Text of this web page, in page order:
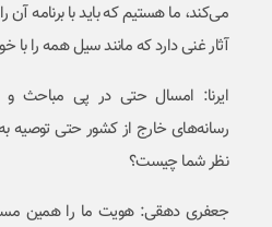
می‌کند، ما هستیم که باید با برنامه
آثار غنی دارد که مانند سیل همه را با
ایرنا: امسال حتی در پی مباحث و
رسانه‌های خارج از کشور حتی توصیه
نظر شما چیست؟
جعفری دهقی: هویت ما را همین